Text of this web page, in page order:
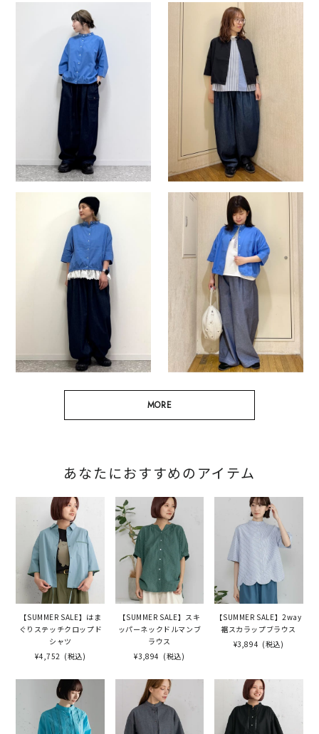
MORE
あなたにおすすめのアイテム
【SUMMER SALE】はま
ぐりステッチクロップド
シャツ
¥4,752 (税込)
【SUMMER SALE】スキ
ッパーネックドルマンブ
ラウス
¥3,894 (税込)
【SUMMER SALE】2way
裾スカラップブラウス
¥3,894 (税込)